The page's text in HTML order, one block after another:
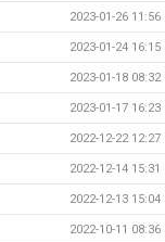
2023-01-26 11:56
2023-01-24 16:15
2023-01-18 08:32
2023-01-17 16:23
2022-12-22 12:27
2022-12-14 15:31
2022-12-13 15:04
2022-10-11 08:36